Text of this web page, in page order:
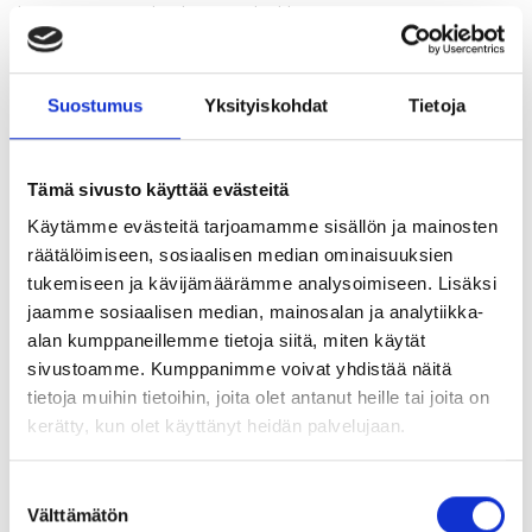
Suostumus Yksityiskohdat Tietoja
Tämä sivusto käyttää evästeitä
Käytämme evästeitä tarjoamamme sisällön ja mainosten
räätälöimiseen, sosiaalisen median ominaisuuksien
tukemiseen ja kävijämäärämme analysoimiseen. Lisäksi
jaamme sosiaalisen median, mainosalan ja analytiikka-
alan kumppaneillemme tietoja siitä, miten käytät
sivustoamme. Kumppanimme voivat yhdistää näitä
tietoja muihin tietoihin, joita olet antanut heille tai joita on
kerätty, kun olet käyttänyt heidän palvelujaan.
valinta
Välttämätön
laajennettaisiin koskemaan kaikkia
kilpailukieltosopimuksia. Tämä on myös YTYn ja Akavan
tavoitteiden mukaista.
Jos rajoitusajaksi on sovittu enintään kuusi kuukautta, on
työnantajan maksettava työntekijälle rajoitusajalta
työntekijän palkasta. Jos rajoitusajaksi on sovittu yli kuusi
kuukautta, on työntekijälle maksettava rajoitusajalta
korvaus, joka vastaa kuuttakymmentä prosenttia
työntekijän palkasta. Lisäksi ehdotetaan säädettäväksi
korvauksen maksamisajankohdasta ja työnantajan
oikeudesta irtisanoa kilpailukieltosopimus. Kilpailukieltojen
rajoittamista koskeva hallituksen esitys käsiteltäneen
eduskunnassa syysistuntokauden aikana.
Lakimuutos olisi tervetullut ja vähentäisi todennäköisesti
Yritykset tuskin haluaisivat maksaa tarpeettomista